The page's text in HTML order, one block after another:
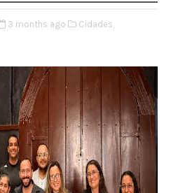
3 months ago Cidades,